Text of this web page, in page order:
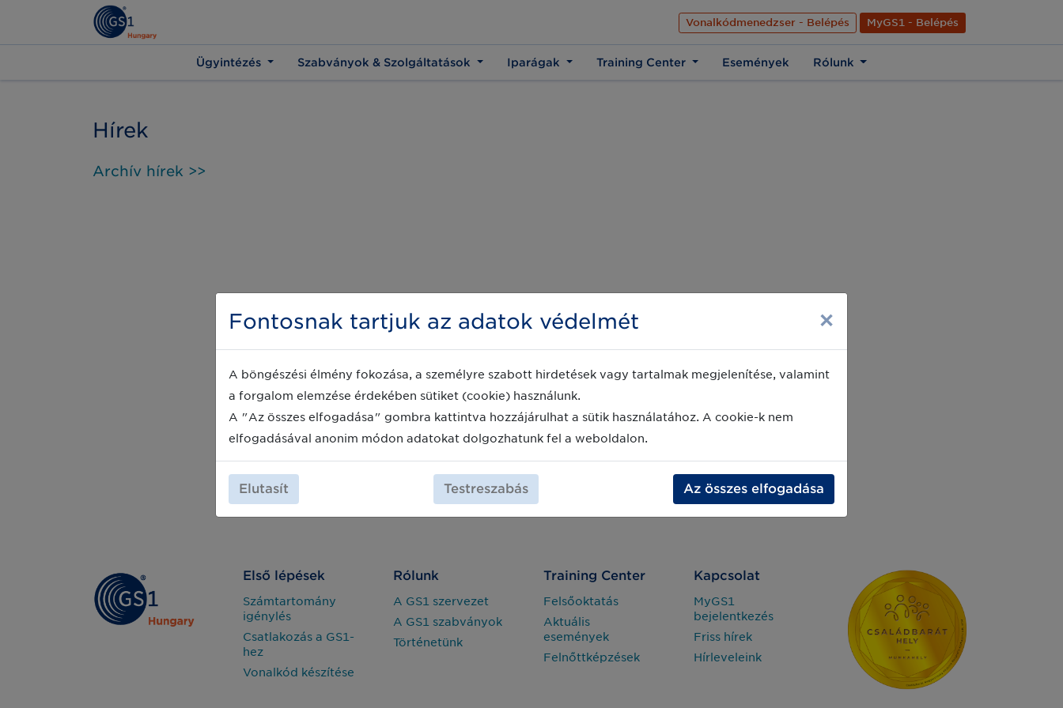
Az üzleti élet közös nyelve Hírek Kapcsolat Rólunk
EN
Vonalkódmenedzser - Belépés
MyGS1 - Belépés
Ügyintézés Szabványok & Szolgáltatások Iparágak Training Center Események Rólunk
Hírek
Archív hírek >>
Első lépések
Számtartomány
igénylés
Csatlakozás a GS1-
hez
Vonalkód készítése
Rólunk
A GS1 szervezet
A GS1 szabványok
Történetünk
Training Center
Felsőoktatás
Aktuális
események
Felnőttképzések
Kapcsolat
MyGS1
bejelentkezés
Friss hírek
Hírleveleink
Fontosnak tartjuk az adatok védelmét ×
A böngészési élmény fokozása, a személyre szabott hirdetések vagy tartalmak megjelenítése, valamint
a forgalom elemzése érdekében sütiket (cookie) használunk.
A "Az összes elfogadása" gombra kattintva hozzájárulhat a sütik használatához. A cookie-k nem
elfogadásával anonim módon adatokat dolgozhatunk fel a weboldalon.
Elutasít Testreszabás Az összes elfogadása